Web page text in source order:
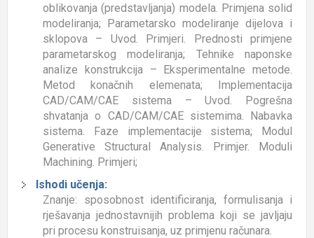
oblikovanja (predstavljanja) modela. Primjena solid
modeliranja; Parametarsko modeliranje dijelova i
sklopova – Uvod. Primjeri. Prednosti primjene
parametarskog modeliranja; Tehnike naponske
analize konstrukcija – Eksperimentalne metode.
Metod konačnih elemenata; Implementacija
CAD/CAM/CAE sistema – Uvod. Pogrešna
shvatanja o CAD/CAM/CAE sistemima. Nabavka
sistema. Faze implementacije sistema; Modul
Generative Structural Analysis. Primjer. Moduli
Machining. Primjeri;
Ishodi učenja:
Znanje: sposobnost identificiranja, formulisanja i
rješavanja jednostavnijih problema koji se javljaju
pri procesu konstruisanja, uz primjenu računara.